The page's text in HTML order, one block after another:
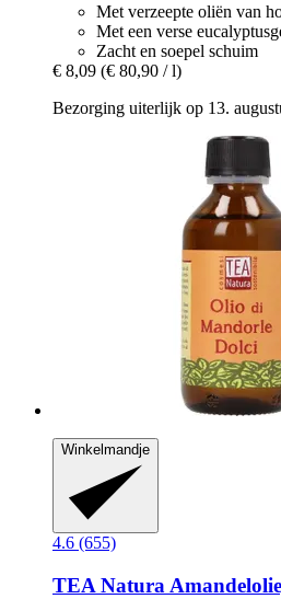
Met verzeepte oliën van
Met een verse
Zacht en soepel schuim
€ 8,09 (€ 80,90 / l)
Bezorging uiterlijk op 13.
Winkelmandje
4.6 (655)
TEA Natura